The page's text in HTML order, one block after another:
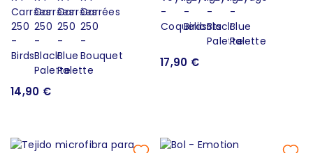
14,90 €
17,90 €